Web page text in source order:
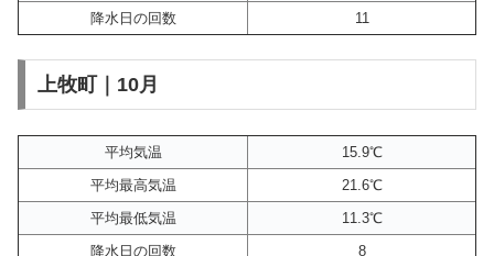
降水日の回数
11
上牧町｜10月
平均気温
15.9℃
平均最高気温
21.6℃
平均最低気温
11.3℃
降水日の回数
8